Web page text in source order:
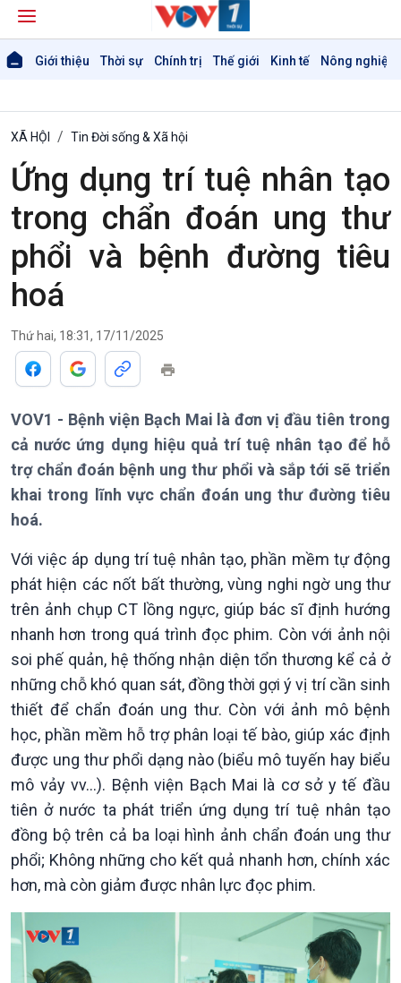
Giới thiệu Thời sự Chính trị Thế giới Kinh tế Nông nghiệp
Giới thiệu
Thời sự 12h
Thời sự 18h
Thời sự 21h30
Bản tin
Chuyên mục
Chính trị
Tin Chính trị
Chính phủ với người dân
Quốc hội với cử tri
Xây dựng đảng
Đảng trong cuộc sống
Nhận diện sự thật
Pháp luật và đời sống
Thế giới
Tin thế giới
Vấn đề quốc tế
Hồ sơ sự kiện quốc tế
Thế giới & Việt Nam
Biên cương - Một dải vững
bền
XÃ HỘI Tin Đời sống & Xã hội
Ứng dụng trí tuệ nhân tạo
trong chẩn đoán ung thư
phổi và bệnh đường tiêu
hoá
Thứ hai, 18:31, 17/11/2025
VOV1 - Bệnh viện Bạch Mai là đơn vị đầu tiên trong
cả nước ứng dụng hiệu quả trí tuệ nhân tạo để hỗ
trợ chẩn đoán bệnh ung thư phổi và sắp tới sẽ triển
khai trong lĩnh vực chẩn đoán ung thư đường tiêu
hoá.
Với việc áp dụng trí tuệ nhân tạo, phần mềm tự động
phát hiện các nốt bất thường, vùng nghi ngờ ung thư
trên ảnh chụp CT lồng ngực, giúp bác sĩ định hướng
nhanh hơn trong quá trình đọc phim. Còn với ảnh nội
soi phế quản, hệ thống nhận diện tổn thương kể cả ở
những chỗ khó quan sát, đồng thời gợi ý vị trí cần sinh
thiết để chẩn đoán ung thư. Còn với ảnh mô bệnh
học, phần mềm hỗ trợ phân loại tế bào, giúp xác định
được ung thư phổi dạng nào (biểu mô tuyến hay biểu
mô vảy vv...). Bệnh viện Bạch Mai là cơ sở y tế đầu
tiên ở nước ta phát triển ứng dụng trí tuệ nhân tạo
đồng bộ trên cả ba loại hình ảnh chẩn đoán ung thư
phổi; Không những cho kết quả nhanh hơn, chính xác
hơn, mà còn giảm được nhân lực đọc phim.